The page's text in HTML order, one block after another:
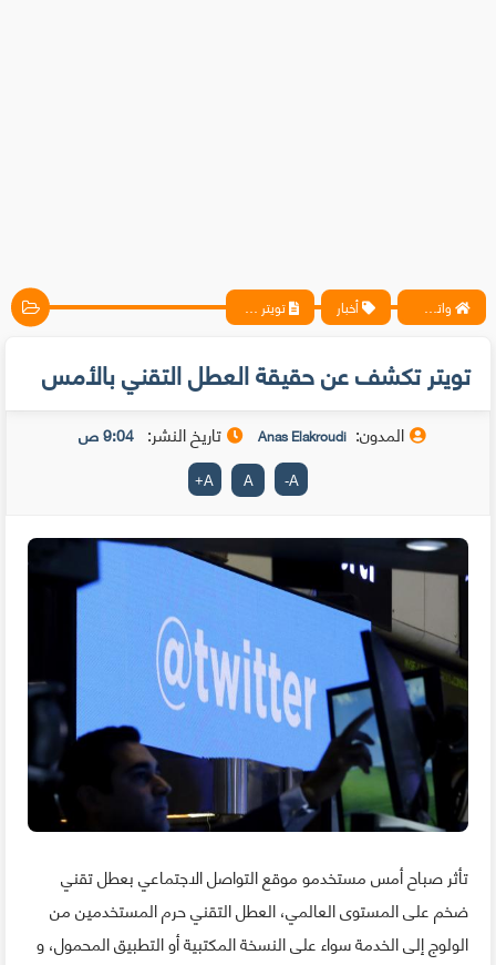
واتس آب ، فيسبوك ، أنترنت ، شروحات تقنية حصرية - المحترف أخبار تويتر تكشف عن حقيقة العطل التقني بالأمس
تويتر تكشف عن حقيقة العطل التقني بالأمس
المدون: Anas Elakroudi تاريخ النشر: 9:04 ص
A
-
A
A
+
تأثر صباح أمس مستخدمو موقع التواصل الاجتماعي بعطل تقني
ضخم على المستوى العالمي، العطل التقني حرم المستخدمين من
الولوج إلى الخدمة سواء على النسخة المكتبية أو التطبيق المحمول، و